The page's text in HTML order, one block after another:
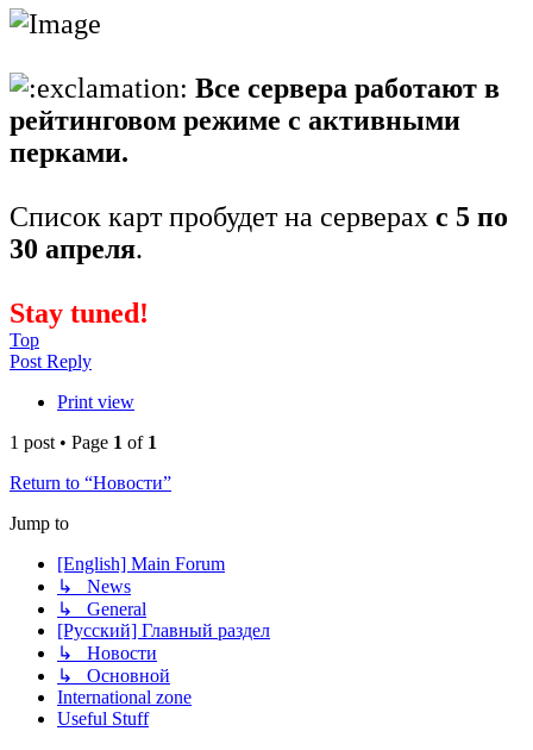
Все сервера работают в
рейтинговом режиме с активными
перками.
Список карт пробудет на серверах с 5 по
30 апреля.
Stay tuned!
Top
Post Reply
Print view
1 post • Page 1 of 1
Return to “Новости”
Jump to
[English] Main Forum
↳ News
↳ General
[Русский] Главный раздел
↳ Новости
↳ Основной
International zone
Useful Stuff